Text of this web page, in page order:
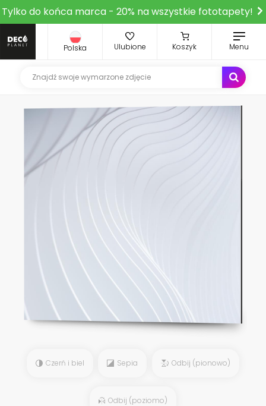
Tylko do końca marca - 20% na wszystkie fototapety!
Polska Ulubione Koszyk Menu
Czerń i biel Sepia Odbij (pionowo)
Odbij (poziomo)